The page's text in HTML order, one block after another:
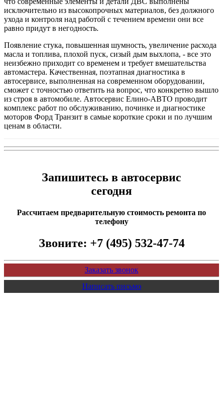
исключительно из высокопрочных материалов, без должного
ухода и контроля над работой с течением времени они все
равно придут в негодность.
Появление стука, повышенная шумность, увеличение расхода
масла и топлива, плохой пуск, сизый дым выхлопа, - все это
неизбежно приходит со временем и требует вмешательства
автомастера. Качественная, поэтапная диагностика в
автосервисе, выполненная на современном оборудовании,
сможет с точностью ответить на вопрос, что конкретно вышло
из строя в автомобиле. Автосервис Елино-АВТО проводит
комплекс работ по обслуживанию, починке и диагностике
моторов Форд Транзит в самые короткие сроки и по лучшим
ценам в области.
Запишитесь в автосервис
сегодня
Рассчитаем предварительную стоимость ремонта по
телефону
Звоните: +7 (495) 532-47-74
Заказать звонок
Написать письмо